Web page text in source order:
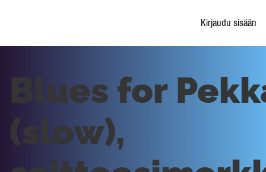
Kirjaudu sisään
Blues for
(slow),